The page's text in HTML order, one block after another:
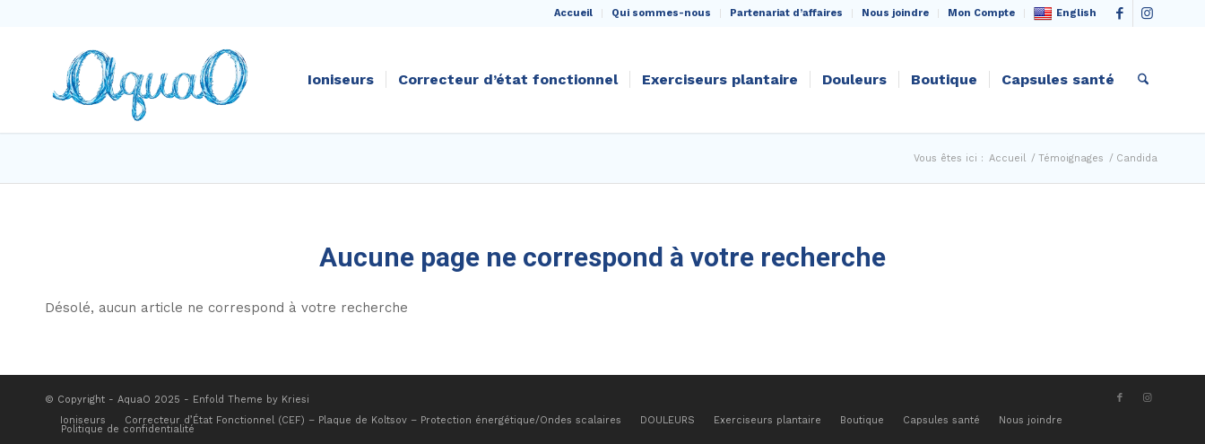
Accueil Qui sommes-nous Partenariat d’affaires Nous joindre Mon Compte English
Ioniseurs Correcteur d’état fonctionnel Exerciseurs plantaire Douleurs Boutique Capsules santé
Vous êtes ici : Accueil / Témoignages / Candida
Aucune page ne correspond à votre recherche
Désolé, aucun article ne correspond à votre recherche
© Copyright - AquaO 2025 - Enfold Theme by Kriesi
Ioniseurs
Correcteur d’État Fonctionnel (CEF) – Plaque de Koltsov – Protection énergétique/Ondes scalaires DOULEURS Exerciseurs plantaire Boutique Capsules santé Nous joindre
Politique de confidentialité